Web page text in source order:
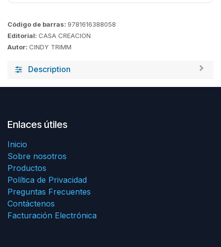
Código de barras: 9781616388058
Editorial: CASA CREACION
Autor: CINDY TRIMM
Description
Enlaces útiles
Inicio
Sobre nosotros
Productos
Política de Privacidad
Preguntas Frecuentes
Contáctenos
Facturación Electrónica